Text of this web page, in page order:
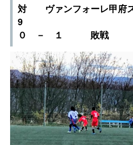
対 ヴァンフォーレ甲府
9
０ － １ 敗戦